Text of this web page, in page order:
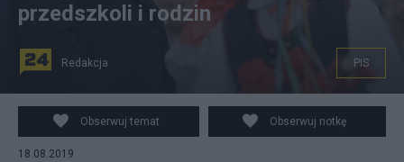
Jarosław Kaczyński gościł na pikniku #DobryCzasPL w
Stalowej Woli. Fot. PAP/Darek Delmanowicz
przedszkoli i rodzin
Redakcja PIS
Obserwuj temat Obserwuj notkę
18.08.2019